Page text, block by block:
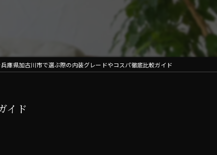
庫県加古川市で選ぶ際の内装グレードやコスパ徹底比較ガイド
イド